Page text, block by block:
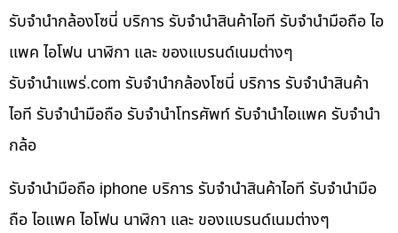
รับจำนำกล้องโซนี่ บริการ รับจำนำสินค้าไอที รับจำนำมือถือ ไอ
แพค ไอโฟน นาฬิกา และ ของแบรนด์เนมต่างๆ
รับจํานําแพร่.com รับจำนำกล้องโซนี่ บริการ รับจำนำสินค้า
ไอที รับจำนำมือถือ รับจำนำโทรศัพท์ รับจำนำไอแพค รับจำนำ
กล้อ
รับจำนำมือถือ iphone บริการ รับจำนำสินค้าไอที รับจำนำมือ
ถือ ไอแพค ไอโฟน นาฬิกา และ ของแบรนด์เนมต่างๆ